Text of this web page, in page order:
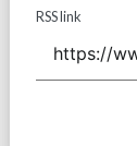
RSS link